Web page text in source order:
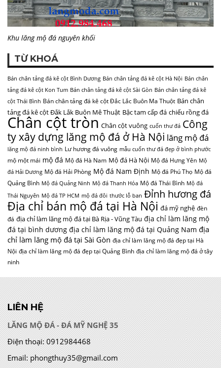
Khu lăng mộ đá nguyên khối
TỪ KHOÁ
Bán chân tảng đá kê cột Bình Dương Bán chân tảng đá kê cột Hà Nội Bán chân
tảng đá kê cột Kon Tum Bán chân tảng đá kê cột Sài Gòn Bán chân tảng đá kê
cột Thái Bình Bán chân tảng đá kê cột Đắc Lắc Buôn Ma Thuột Bán chân
tảng đá kê cột Đắk Lắk Buôn Mê Thuật Bậc tam cấp đá chiếu rồng đá
Chân cột tròn Chân cột vuông cuốn thư đá Công
ty xây dựng lăng mộ đá ở Hà Nội lăng mộ đá
lăng mộ đá ninh bình Lư hương đá vuông mẫu cuốn thư đá đẹp ở bình phước
mộ một mái mộ đá Mộ đá Hà Nam Mộ đá Hà Nội Mộ đá Hưng Yên Mộ
đá Hải Dương Mộ đá Hải Phòng Mộ đá Nam Định Mộ đá Phú Thọ Mộ đá
Quảng Bình Mộ đá Quảng Ninh Mộ đá Thanh Hóa Mộ đá Thái Bình Mộ đá
Thái Nguyên Mộ đá TP HCM mộ đá đôi thước lỗ ban Đỉnh hương đá
Địa chỉ bán mộ đá tại Hà Nội đá mỹ nghệ đèn
đá địa chỉ làm lăng mộ đá tại Bà Rịa - Vũng Tàu địa chỉ làm lăng mộ
đá tại bình dương địa chỉ làm lăng mộ đá tại Quảng Nam địa
chỉ làm lăng mộ đá tại Sài Gòn địa chỉ làm lăng mộ đá đẹp tại Hà
Nội địa chỉ làm lăng mộ đá đẹp tại Quảng Bình địa chỉ làm lăng mộ đá ở tây
ninh
LIÊN HỆ
LĂNG MỘ ĐÁ - ĐÁ MỸ NGHỆ 35
Điện thoại: 0912984468
Email: phongthuy35@gmail.com